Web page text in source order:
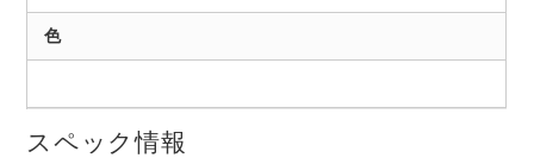
色
スペック情報